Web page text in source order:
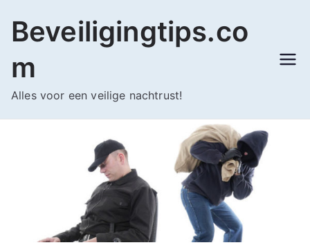
naar
inhoud
Beveiligingtips.co
m
Alles voor een veilige nachtrust!